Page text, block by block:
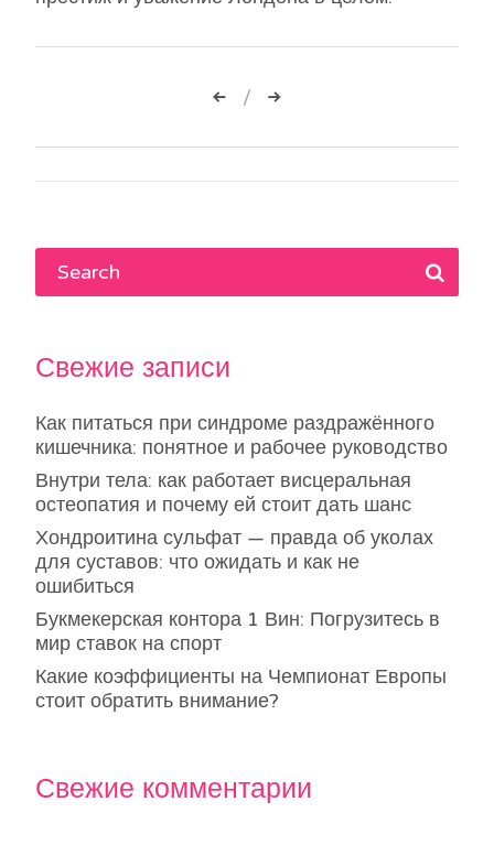
Навигация
по
Свежие записи
Как питаться при синдроме раздражённого
кишечника: понятное и рабочее руководство
Внутри тела: как работает висцеральная
остеопатия и почему ей стоит дать шанс
Хондроитина сульфат — правда об уколах
для суставов: что ожидать и как не
ошибиться
Букмекерская контора 1 Вин: Погрузитесь в
мир ставок на спорт
Какие коэффициенты на Чемпионат Европы
стоит обратить внимание?
Свежие комментарии